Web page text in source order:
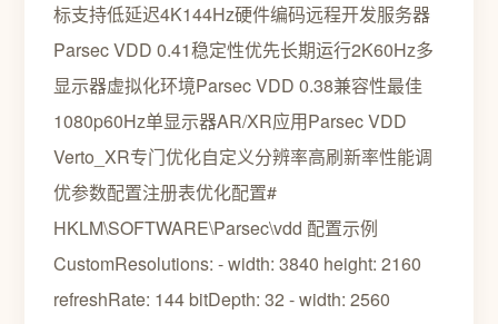
标支持低延迟4K144Hz硬件编码远程开发服务器
Parsec VDD 0.41稳定性优先长期运行2K60Hz多
显示器虚拟化环境Parsec VDD 0.38兼容性最佳
1080p60Hz单显示器AR/XR应用Parsec VDD
Verto_XR专门优化自定义分辨率高刷新率性能调
优参数配置注册表优化配置#
HKLM\SOFTWARE\Parsec\vdd 配置示例
CustomResolutions: - width: 3840 height: 2160
refreshRate: 144 bitDepth: 32 - width: 2560